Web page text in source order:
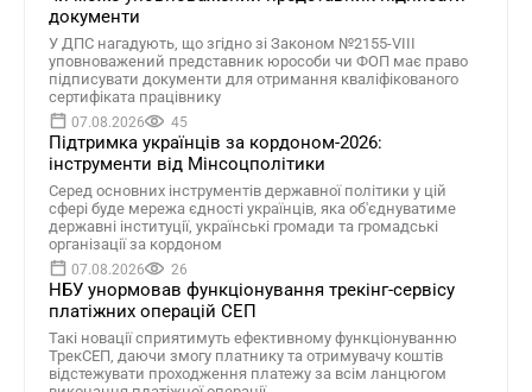
документи
У ДПС нагадують, що згідно зі Законом №2155-VIII
уповноважений представник юрособи чи ФОП має право
підписувати документи для отримання кваліфікованого
сертифіката працівнику
07.08.2026 45
Підтримка українців за кордоном-2026:
інструменти від Мінсоцполітики
Серед основних інструментів державної політики у цій
сфері буде мережа єдності українців, яка об'єднуватиме
державні інституції, українські громади та громадські
організації за кордоном
07.08.2026 26
НБУ унормовав функціонування трекінг-сервісу
платіжних операцій СЕП
Такі новації сприятимуть ефективному функціонуванню
ТрекСЕП, даючи змогу платнику та отримувачу коштів
відстежувати проходження платежу за всім ланцюгом